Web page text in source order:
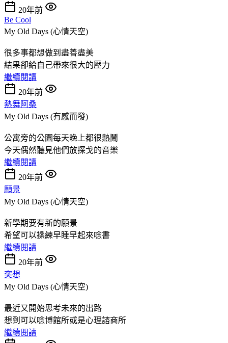
20年前
Be Cool
My Old Days (心情天空)
很多事都想做到盡善盡美
結果卻給自己帶來很大的壓力
繼續閱讀
20年前
熱舞阿桑
My Old Days (有感而發)
公寓旁的公園每天晚上都很熱鬧
今天偶然聽見他們放探戈的音樂
繼續閱讀
20年前
願景
My Old Days (心情天空)
新學期要有新的願景
希望可以操練早睡早起來唸書
繼續閱讀
20年前
突想
My Old Days (心情天空)
最近又開始思考未來的出路
想到可以唸博館所或是心理諮商所
繼續閱讀